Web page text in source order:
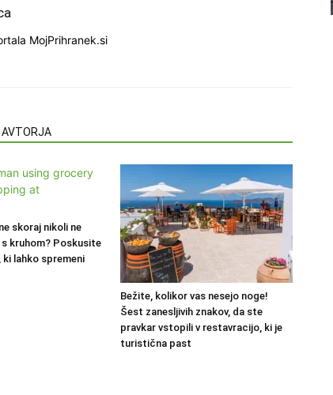
MojPrihranek.si
AVTORJA
skoraj nikoli ne
kruhom? Poskusite
ki lahko spremeni
Bežite, kolikor vas nesejo noge!
Šest zanesljivih znakov, da ste
pravkar vstopili v restavracijo, ki je
turistična past